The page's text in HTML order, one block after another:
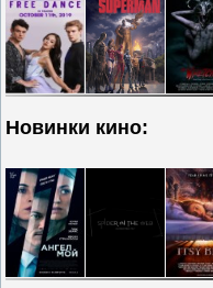
Новинки кино: